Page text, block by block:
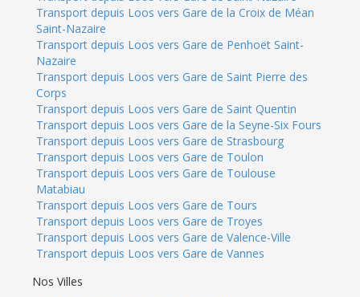
Transport depuis Loos vers Gare de la Croix de Méan
Saint-Nazaire
Transport depuis Loos vers Gare de Penhoët Saint-
Nazaire
Transport depuis Loos vers Gare de Saint Pierre des
Corps
Transport depuis Loos vers Gare de Saint Quentin
Transport depuis Loos vers Gare de la Seyne-Six Fours
Transport depuis Loos vers Gare de Strasbourg
Transport depuis Loos vers Gare de Toulon
Transport depuis Loos vers Gare de Toulouse
Matabiau
Transport depuis Loos vers Gare de Tours
Transport depuis Loos vers Gare de Troyes
Transport depuis Loos vers Gare de Valence-Ville
Transport depuis Loos vers Gare de Vannes
Nos Villes